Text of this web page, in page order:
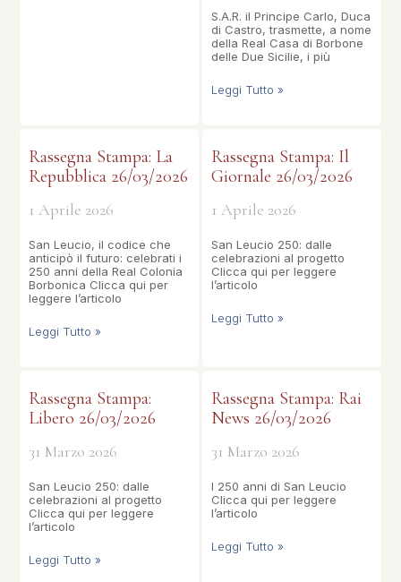
S.A.R. il Principe Carlo, Duca
di Castro, trasmette, a nome
della Real Casa di Borbone
delle Due Sicilie, i più
Leggi Tutto »
Rassegna Stampa: La
Repubblica 26/03/2026
1 Aprile 2026
San Leucio, il codice che
anticipò il futuro: celebrati i
250 anni della Real Colonia
Borbonica Clicca qui per
leggere l’articolo
Leggi Tutto »
Rassegna Stampa: Il
Giornale 26/03/2026
1 Aprile 2026
San Leucio 250: dalle
celebrazioni al progetto
Clicca qui per leggere
l’articolo
Leggi Tutto »
Rassegna Stampa:
Libero 26/03/2026
31 Marzo 2026
San Leucio 250: dalle
celebrazioni al progetto
Clicca qui per leggere
l’articolo
Leggi Tutto »
Rassegna Stampa: Rai
News 26/03/2026
31 Marzo 2026
I 250 anni di San Leucio
Clicca qui per leggere
l’articolo
Leggi Tutto »